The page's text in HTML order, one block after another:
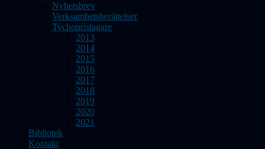
Nyhetsbrev
Verksamhetsberättelser
Tychopristagare
2013
2014
2015
2016
2017
2018
2019
2020
2021
Bibliotek
Kontakt